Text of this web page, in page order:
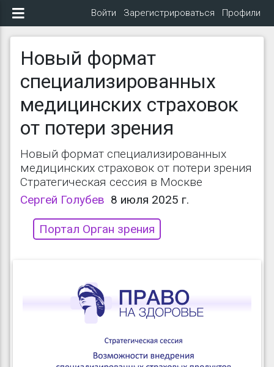
Войти Зарегистрироваться Профили
Новый формат
специализированных
медицинских страховок
от потери зрения
Новый формат специализированных
медицинских страховок от потери зрения
Стратегическая сессия в Москве
Сергей Голубев 8 июля 2025 г.
Портал Орган зрения